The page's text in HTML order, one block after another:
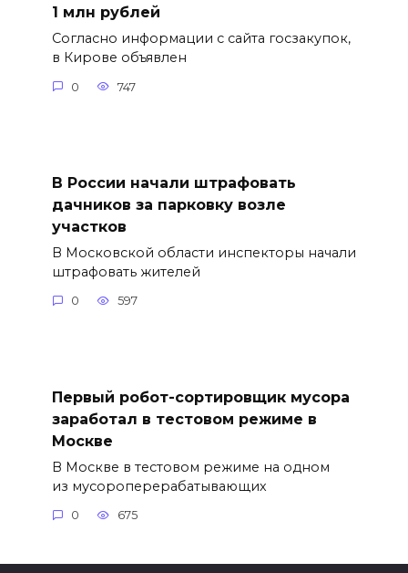
1 млн рублей
Согласно информации с сайта госзакупок,
в Кирове объявлен
0 747
В России начали штрафовать
дачников за парковку возле
участков
В Московской области инспекторы начали
штрафовать жителей
0 597
Первый робот-сортировщик мусора
заработал в тестовом режиме в
Москве
В Москве в тестовом режиме на одном
из мусороперерабатывающих
0 675